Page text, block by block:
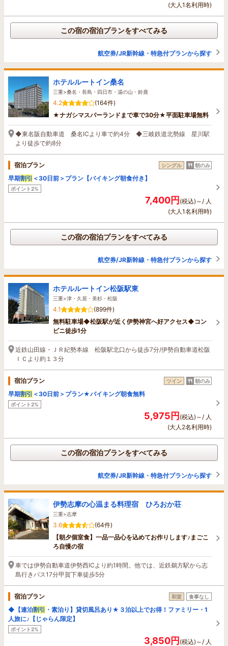
(大人1名利用時)
この宿の宿泊プランをすべてみる
航空券/JR新幹線・特急付プランから探す
ホテルルートイン桑名
三重>桑名・長島・四日市・湯の山・鈴鹿
4.2
(164件)
★ナガシマスパーランドまで車で30分★平面駐車場無料
◆東名阪自動車道 桑名ICより車で約4分 ◆三岐鉄道北勢線 星川駅
より徒歩で約8分
宿泊プラン シングル 朝のみ
早期割引 ＜30日前＞プラン【バイキング朝食付き】
ポイント2%
7,400円(税込)～/ 人
(大人1名利用時)
この宿の宿泊プランをすべてみる
航空券/JR新幹線・特急付プランから探す
ホテルルートイン松阪駅東
三重>津・久居・美杉・松阪
4.1
(899件)
無料駐車場◆松阪駅が近く伊勢神宮へ好アクセス◆コン
ビニ徒歩1分
近鉄山田線・ＪＲ紀勢本線 松阪駅北口から徒歩7分/伊勢自動車道松阪
ＩＣより約１３分
宿泊プラン ツイン 朝のみ
早期割引 ＜30日前＞プラン★バイキング朝食無料
ポイント2%
5,975円(税込)～/ 人
(大人2名利用時)
この宿の宿泊プランをすべてみる
航空券/JR新幹線・特急付プランから探す
伊勢志摩の心温まる料理宿 ひろおか荘
三重>志摩
3.6
(64件)
【朝夕個室食】一品一品心を込めてお作りします♪まごこ
ろ自慢の宿
車では伊勢自動車道伊勢西ICより約1時間。他では、近鉄鵜方駅から志
島行きバス17分甲賀下車徒歩5分
宿泊プラン 和室 食事なし
◆【連泊割引 ・素泊り】貸切風呂あり★３泊以上でお得！ファミリー・1
人旅に♪【じゃらん限定】
ポイント2%
3,850円(税込)～/ 人